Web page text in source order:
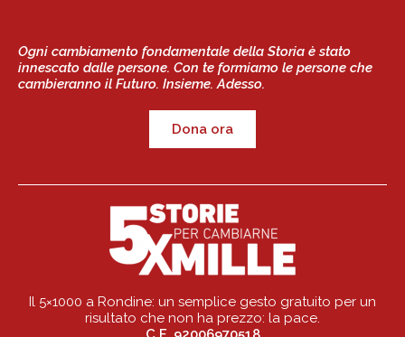
Ogni cambiamento fondamentale della Storia è stato
innescato dalle persone. Con te formiamo le persone che
cambieranno il Futuro. Insieme. Adesso.
Dona ora
Il 5×1000 a Rondine: un semplice gesto gratuito per un
risultato che non ha prezzo: la pace.